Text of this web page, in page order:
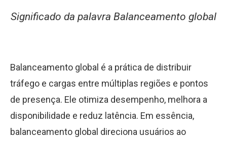
Significado da palavra Balanceamento global
Balanceamento global é a prática de distribuir
tráfego e cargas entre múltiplas regiões e pontos
de presença. Ele otimiza desempenho, melhora a
disponibilidade e reduz latência. Em essência,
balanceamento global direciona usuários ao